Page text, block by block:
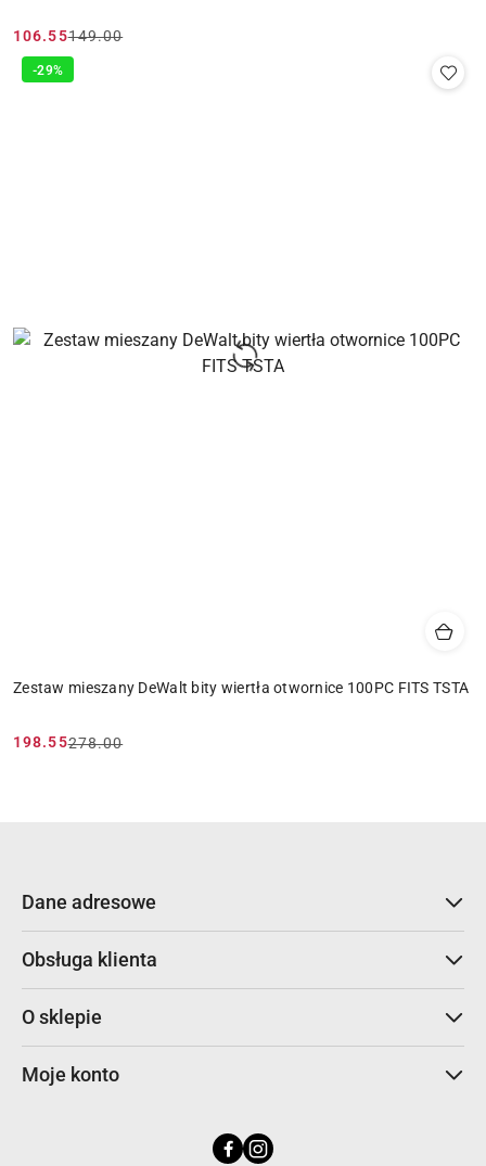
Cena
promocyjna:
106.55
Cena
przed
149.00
Zestaw mieszany DeWalt bity wiertła otwornice 100PC FITS TSTA
Cena
198.55
Cena
278.00
-29%
Dane adresowe
Obsługa klienta
O sklepie
Moje konto